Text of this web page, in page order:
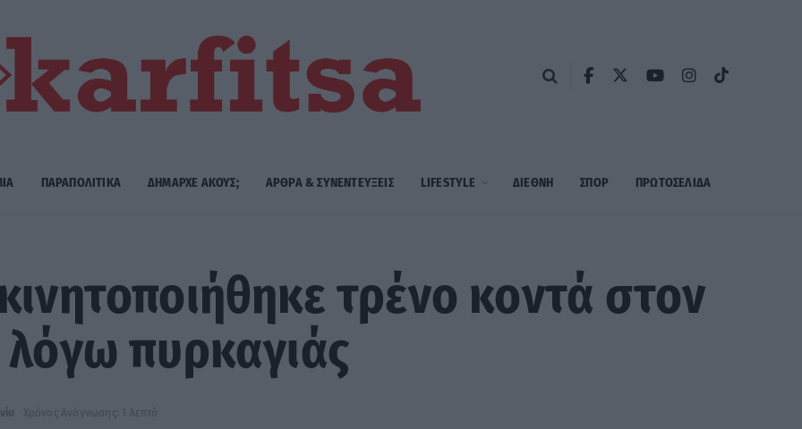
ΠΑΡΑΠΟΛΙΤΙΚΑ ΔΗΜΑΡΧE ΑΚΟΥΣ; ΑΡΘΡΑ & ΣΥΝΕΝΤΕΥΞΕΙΣ LIFESTYLE ΔΙΕΘΝΗ ΣΠΟΡ ΠΡΩΤΟΣΈΛΙΔΑ
τρένο κοντά στον
πυρκαγιάς
Χρόνος Ανάγνωσης: 1 λεπτό